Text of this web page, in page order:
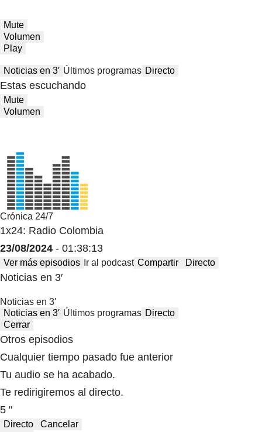
Mute
Volumen
Play
Noticias en 3′ Últimos programas Directo
Estas escuchando
Mute
Volumen
Crónica 24/7
1x24: Radio Colombia
23/08/2024 - 01:38:13
Ver más episodios Ir al podcast Compartir Directo
Noticias en 3′
Noticias en 3′
Noticias en 3′ Últimos programas Directo
Cerrar
Otros episodios
Cualquier tiempo pasado fue anterior
Tu audio se ha acabado.
Te redirigiremos al directo.
5 "
Directo
Cancelar